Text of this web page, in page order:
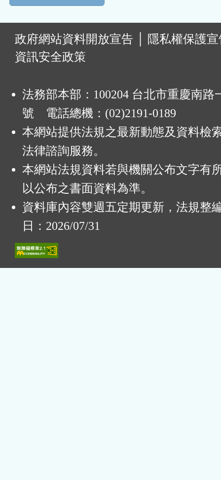
政府網站資料開放宣告
隱私權保護
資訊安全政策
法務部本部：100204 台北市重慶南路
號 電話總機：(02)2191-0189
本網站提供法規之最新動態及資料檢
法律諮詢服務。
本網站法規資料若與機關公布文字有
以公布之書面資料為準。
資料庫內容雙週五定期更新，法規整
日：2026/07/31